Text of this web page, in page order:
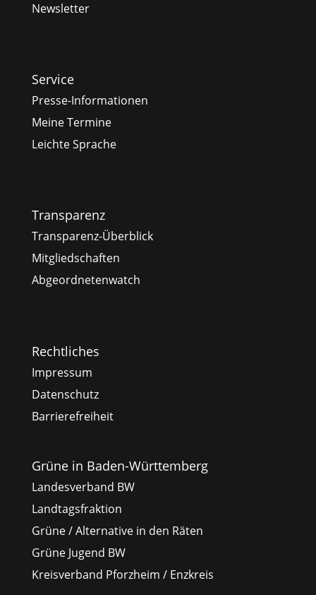
Newsletter
Service
Presse-Informationen
Meine Termine
Leichte Sprache
Transparenz
Transparenz-Überblick
Mitgliedschaften
Abgeordnetenwatch
Rechtliches
Impressum
Datenschutz
Barrierefreiheit
Grüne in Baden-Württemberg
Landesverband BW
Landtagsfraktion
Grüne / Alternative in den Räten
Grüne Jugend BW
Kreisverband Pforzheim / Enzkreis